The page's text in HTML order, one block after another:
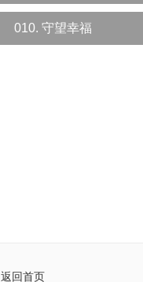
010. 守望幸福
返回首页